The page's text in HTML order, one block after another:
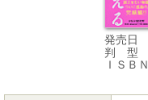
発売日
判 型
ＩＳＢＮ